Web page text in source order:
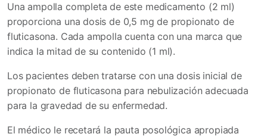
Una ampolla completa de este medicamento (2 ml)
proporciona una dosis de 0,5 mg de propionato de
fluticasona. Cada ampolla cuenta con una marca que
indica la mitad de su contenido (1 ml).
Los pacientes deben tratarse con una dosis inicial de
propionato de fluticasona para nebulización adecuada
para la gravedad de su enfermedad.
El médico le recetará la pauta posológica apropiada